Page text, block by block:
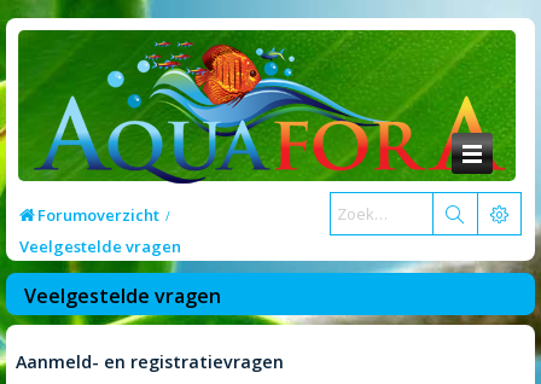
Forumoverzicht
Veelgestelde vragen
Veelgestelde vragen
Aanmeld- en registratievragen